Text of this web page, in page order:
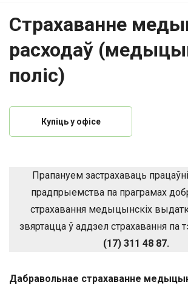
Страхаванне
расходаў
поліс)
Купіць у офісе
Прапануем застрахаваць
прадпрыемства па праграмах
страхавання медыцынскіх
звяртацца ў аддзел страхавання па
(17) 311 48 87.
Дабравольнае страхаванне